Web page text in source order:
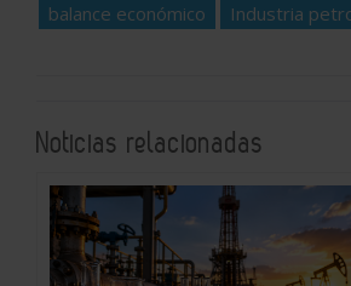
balance económico
Industria
Noticias relacionadas